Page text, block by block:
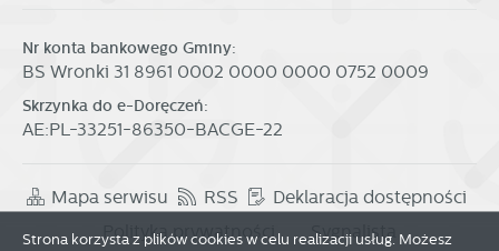
Nr konta bankowego Gminy:
BS Wronki 31 8961 0002 0000 0000 0752 0009
Skrzynka do e-Doręczeń:
AE:PL-33251-86350-BACGE-22
Mapa serwisu RSS
Deklaracja dostępności
Polityka prywatności
Sygnalista
Strona korzysta z plików cookies w celu realizacji usług. Możesz